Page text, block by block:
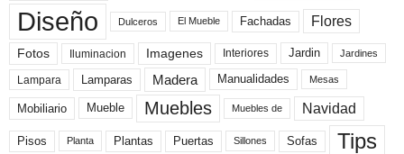
Diseño Dulceros El Mueble Fachadas Flores
Fotos Iluminacion Imagenes Interiores Jardin Jardines
Lampara Lamparas Madera Manualidades Mesas
Mobiliario Mueble Muebles Muebles de Navidad
Pisos Planta Plantas Puertas Sillones Sofas Tips